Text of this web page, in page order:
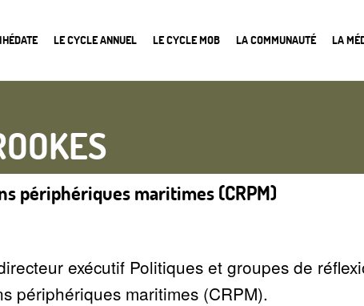
LE CYCLE ANNUEL LE CYCLE MOB LA COMMUNAUTÉ LA
périphériques maritimes (CRPM)
exécutif Politiques et groupes de
périphériques maritimes (CRPM).